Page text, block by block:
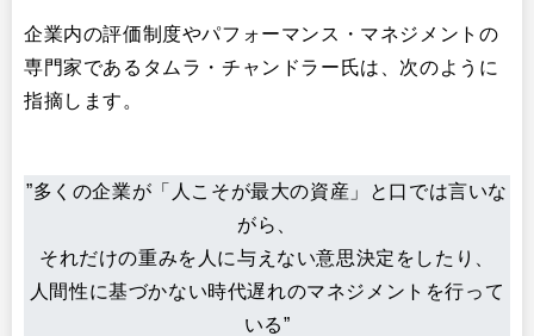
企業内の評価制度やパフォーマンス・マネジメントの
専門家であるタムラ・チャンドラー氏は、次のように
指摘します。
”多くの企業が「人こそが最大の資産」と口では言いな
がら、
それだけの重みを人に与えない意思決定をしたり、
人間性に基づかない時代遅れのマネジメントを行って
いる”